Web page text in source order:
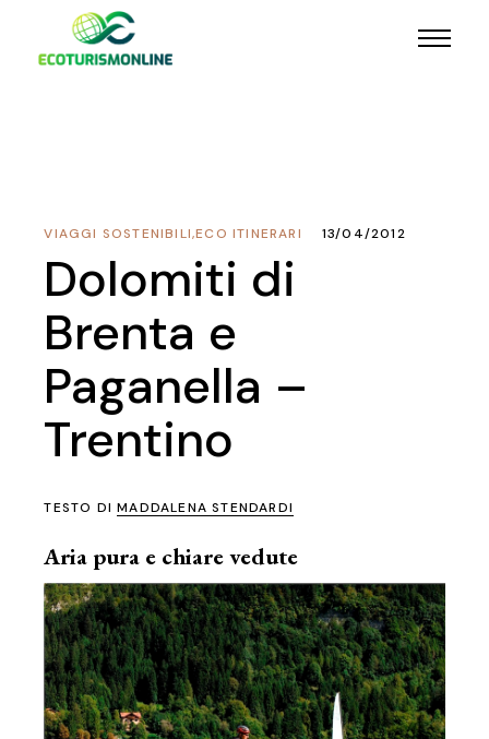
ECO ITINERARI
,
VIAGGI SOSTENIBILI 13/04/2012
Dolomiti di
Brenta e
Paganella –
Trentino
TESTO DIMADDALENA STENDARDI
Aria pura e chiare vedute